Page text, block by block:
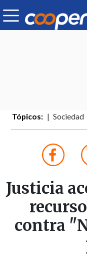
Tópicos: Sociedad
Justicia
contra